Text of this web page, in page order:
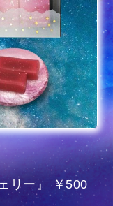
リー』 ￥500